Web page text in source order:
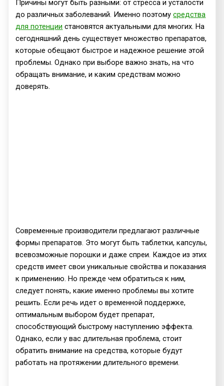
Причины могут быть разными: от стресса и усталости
до различных заболеваний. Именно поэтомусредства
для потенции становятся актуальными для многих. На
сегодняшний день существует множество препаратов,
которые обещают быстрое и надежное решение этой
проблемы. Однако при выборе важно знать, на что
обращать внимание, и каким средствам можно
доверять.
Современные производители предлагают различные
формы препаратов. Это могут быть таблетки, капсулы,
всевозможные порошки и даже спреи. Каждое из этих
средств имеет свои уникальные свойства и показания
к применению. Но прежде чем обратиться к ним,
следует понять, какие именно проблемы вы хотите
решить. Если речь идет о временной поддержке,
оптимальным выбором будет препарат,
способствующий быстрому наступлению эффекта.
Однако, если у вас длительная проблема, стоит
обратить внимание на средства, которые будут
работать на протяжении длительного времени.